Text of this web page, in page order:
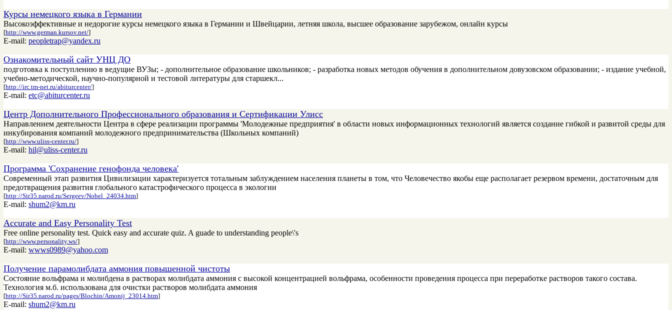
Курсы немецкого языка в Германии
Высокоэффективные и недорогие курсы немецкого языка в Германии и Швейцарии, летняя школа, высшее образование зарубежом, онлайн курсы
[http://www.german.kursov.net/]
E-mail: peopletrap@yandex.ru
Ознакомительный сайт УНЦ ДО
подготовка к поступлению в ведущие ВУЗы; - дополнительное образование школьников; - разработка новых методов обучения в дополнительном довузовском образовании; - издание учебной,
учебно-методической, научно-популярной и тестовой литературы для старшекл...
[http://irc.tm-net.ru/abiturcenter/]
E-mail: etc@abiturcenter.ru
Центр Дополнительного Профессионального образования и Сертификации Улисс
Направлением деятельности Центра в сфере реализации программы 'Молодежные предприятия' в области новых информационных технологий является создание гибкой и развитой среды для
инкубирования компаний молодежного предпринимательства (Школьных компаний)
[http://www.uliss-center.ru/]
E-mail: hil@uliss-center.ru
Программа 'Сохранение генофонда человека'
Современный этап развития Цивилизации характеризуется тотальным заблуждением населения планеты в том, что Человечество якобы еще располагает резервом времени, достаточным для
предотвращения развития глобального катастрофического процесса в экологии
[http://Sir35.narod.ru/Sergeev/Nobel_24034.htm]
E-mail: shum2@km.ru
Accurate and Easy Personality Test
Free online personality test. Quick easy and accurate quiz. A guade to understanding people\'s
[http://www.personality.ws/]
E-mail: wwws0989@yahoo.com
Получение парамолибдата аммония повышенной чистоты
Состояние вольфрама и молибдена в растворах молибдата аммония с высокой концентрацией вольфрама, особенности проведения процесса при переработке растворов такого состава.
Технология м.б. использована для очистки растворов молибдата аммония
[http://Sir35.narod.ru/pages/Blochin/Amonij_23014.htm]
E-mail: shum2@km.ru